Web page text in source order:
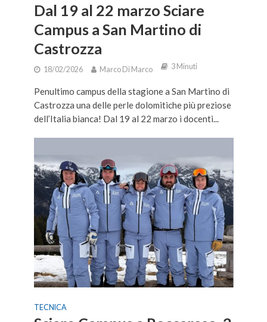
Dal 19 al 22 marzo Sciare
Campus a San Martino di
Castrozza
18/02/2026 Marco Di Marco 3 Minuti
Penultimo campus della stagione a San Martino di
Castrozza una delle perle dolomitiche più preziose
dell’Italia bianca! Dal 19 al 22 marzo i docenti...
TECNICA